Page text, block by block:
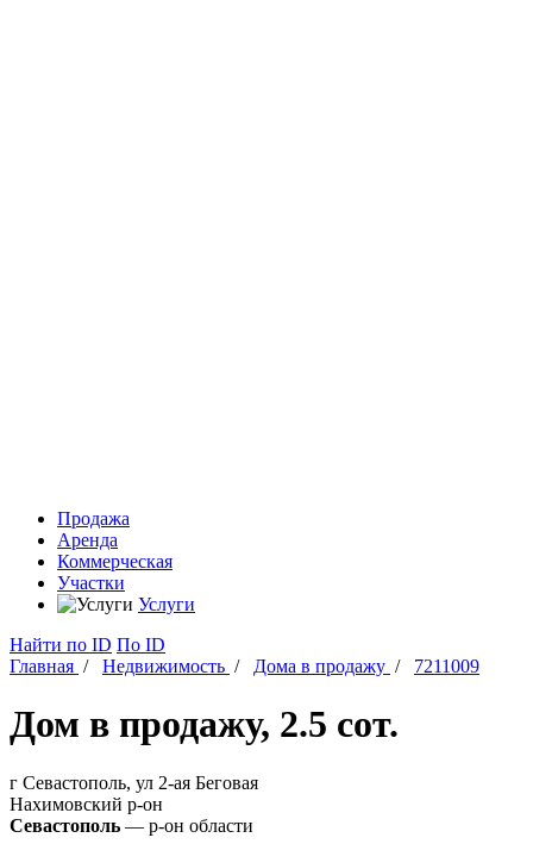
Продажа
Аренда
Коммерческая
Участки
Услуги
Найти по ID По ID
Главная / Недвижимость / Дома в продажу / 7211009
Дом в продажу, 2.5 сот.
г Севастополь, ул 2-ая Беговая
Нахимовский р-он
Севастополь — р-он области